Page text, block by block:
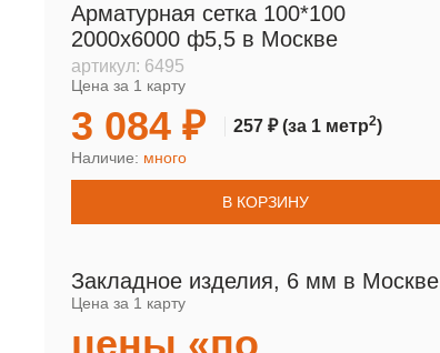
Арматурная сетка 100*100
2000х6000 ф5,5 в Москве
артикул: 6495
Цена за 1 карту
3 084 ₽ 257 ₽(за 1 метр2)
Наличие: много
В КОРЗИНУ
Закладное изделия, 6 мм в Москве
Цена за 1 карту
цены «по